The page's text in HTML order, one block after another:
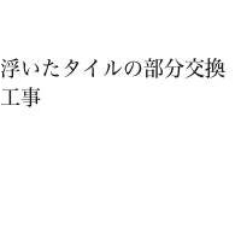
浮いたタイルの部分交換
工事